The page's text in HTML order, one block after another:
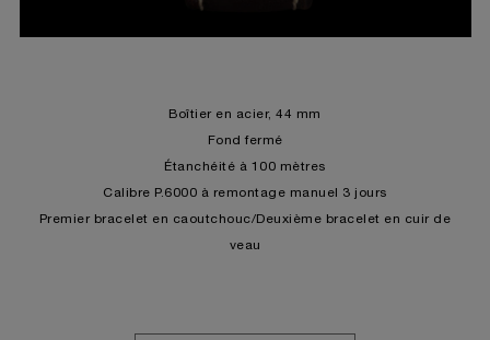
Boîtier en acier, 44 mm
Fond fermé
Étanchéité à 100 mètres
Calibre P.6000 à remontage manuel 3 jours
Premier bracelet en caoutchouc/Deuxième bracelet en cuir de
veau